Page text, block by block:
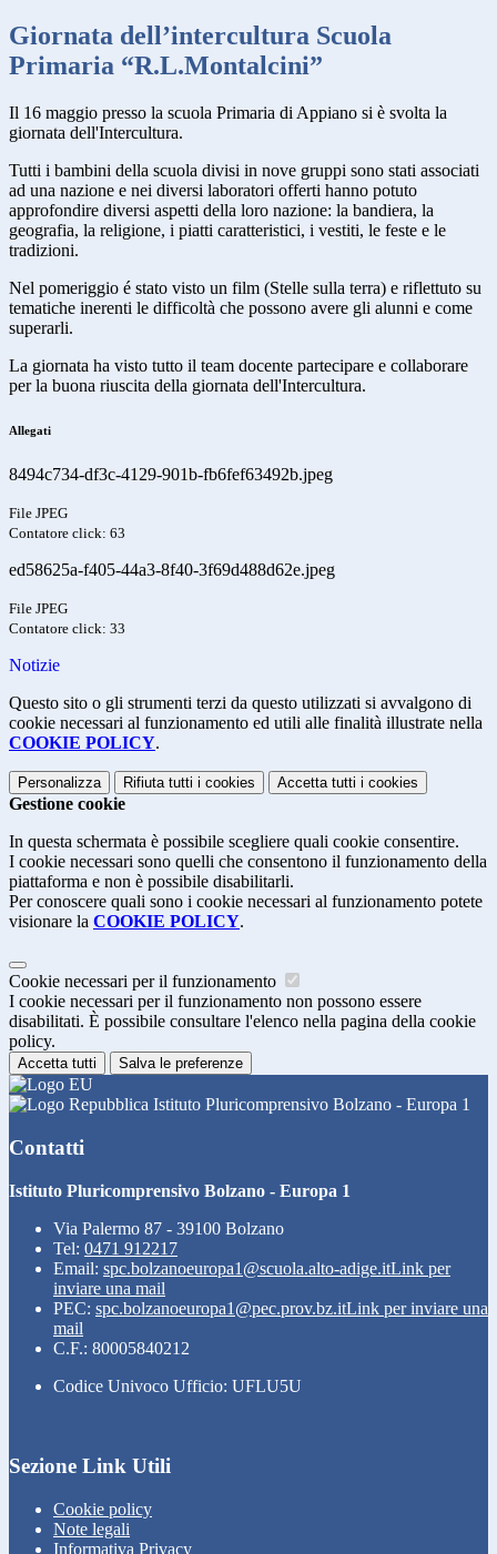
Giornata dell’intercultura Scuola
Primaria “R.L.Montalcini”
Il 16 maggio presso la scuola Primaria di Appiano si è svolta la
giornata dell'Intercultura.
Tutti i bambini della scuola divisi in nove gruppi sono stati associati
ad una nazione e nei diversi laboratori offerti hanno potuto
approfondire diversi aspetti della loro nazione: la bandiera, la
geografia, la religione, i piatti caratteristici, i vestiti, le feste e le
tradizioni.
Nel pomeriggio é stato visto un film (Stelle sulla terra) e riflettuto su
tematiche inerenti le difficoltà che possono avere gli alunni e come
superarli.
La giornata ha visto tutto il team docente partecipare e collaborare
per la buona riuscita della giornata dell'Intercultura.
Allegati
8494c734-df3c-4129-901b-fb6fef63492b.jpeg
File JPEG
Contatore click: 63
ed58625a-f405-44a3-8f40-3f69d488d62e.jpeg
File JPEG
Contatore click: 33
Notizie
Questo sito o gli strumenti terzi da questo utilizzati si avvalgono di
cookie necessari al funzionamento ed utili alle finalità illustrate nella
COOKIE POLICY.
Personalizza Rifiuta tutti i cookies Accetta tutti i cookies
Gestione cookie
In questa schermata è possibile scegliere quali cookie consentire.
I cookie necessari sono quelli che consentono il funzionamento della
piattaforma e non è possibile disabilitarli.
Per conoscere quali sono i cookie necessari al funzionamento potete
visionare la COOKIE POLICY.
Cookie necessari per il funzionamento
I cookie necessari per il funzionamento non possono essere
disabilitati. È possibile consultare l'elenco nella pagina della cookie
policy.
Accetta tutti Salva le preferenze
Istituto Pluricomprensivo Bolzano - Europa 1
Contatti
Istituto Pluricomprensivo Bolzano - Europa 1
Via Palermo 87 - 39100 Bolzano
Tel: 0471 912217
Email: spc.bolzanoeuropa1@scuola.alto-adige.itLink per
inviare una mail
PEC: spc.bolzanoeuropa1@pec.prov.bz.itLink per inviare una
mail
C.F.: 80005840212
Codice Univoco Ufficio: UFLU5U
Sezione Link Utili
Cookie policy
Note legali
Informativa Privacy